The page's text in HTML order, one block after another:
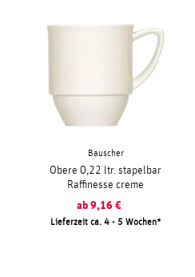
Bauscher
Obere 0,22 ltr. stapelbar
Raffinesse creme
ab 9,16 €
Lieferzeit ca. 4 - 5 Wochen